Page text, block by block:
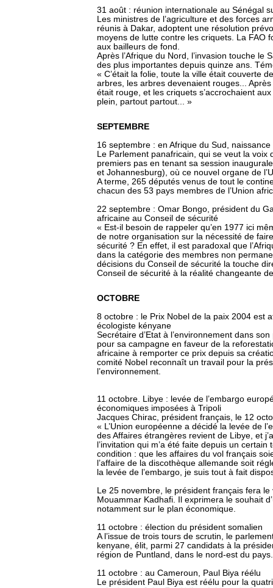
31 août : réunion internationale au Sénégal
Les ministres de l’agriculture et des forces
réunis à Dakar, adoptent une résolution
moyens de lutte contre les criquets. La FAO
aux bailleurs de fond.
Après l’Afrique du Nord, l’invasion touche le
des plus importantes depuis quinze ans.
« C’était la folie, toute la ville était couverte
arbres, les arbres devenaient rouges...
était rouge, et les criquets s’accrochaient
plein, partout partout... »
SEPTEMBRE
16 septembre : en Afrique du Sud,
Le Parlement panafricain, qui se veut la voix
premiers pas en tenant sa session
et Johannesburg), où ce nouvel organe de
A terme, 265 députés venus de tout le
chacun des 53 pays membres de l’Union
22 septembre : Omar Bongo, président du
africaine au Conseil de sécurité
« Est-il besoin de rappeler qu’en 1977 ici
de notre organisation sur la nécessité de
sécurité ? En effet, il est paradoxal que
dans la catégorie des membres non
décisions du Conseil de sécurité la touche
Conseil de sécurité à la réalité changeante
OCTOBRE
8 octobre : le Prix Nobel de la paix 2004 est
écologiste kényane
Secrétaire d’Etat à l’environnement dans
pour sa campagne en faveur de la
africaine à remporter ce prix depuis sa
comité Nobel reconnaît un travail pour la
l’environnement.
11 octobre. Libye : levée de l’embargo
économiques imposées à Tripoli
Jacques Chirac, président français, le 12
« L’Union européenne a décidé la levée de
des Affaires étrangères revient de Libye, et
l’invitation qui m’a été faite depuis un
condition : que les affaires du vol français
l’affaire de la discothèque allemande soit
la levée de l’embargo, je suis tout à fait
Le 25 novembre, le président français fera
Mouammar Kadhafi. Il exprimera le souhait
notamment sur le plan économique.
11 octobre : élection du président somalien
A l’issue de trois tours de scrutin, le
kenyane, élit, parmi 27 candidats à la
région de Puntland, dans le nord-est du pays.
11 octobre : au Cameroun, Paul Biya réélu
Le président Paul Biya est réélu pour la